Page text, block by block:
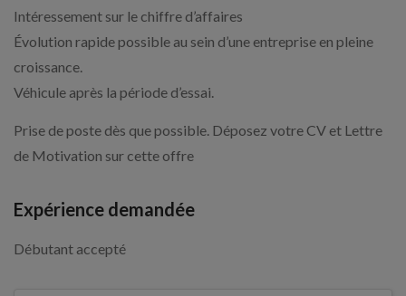
Intéressement sur le chiffre d’affaires
Évolution rapide possible au sein d’une entreprise en pleine
croissance.
Véhicule après la période d’essai.
Prise de poste dès que possible. Déposez votre CV et Lettre
de Motivation sur cette offre
Expérience demandée
Débutant accepté